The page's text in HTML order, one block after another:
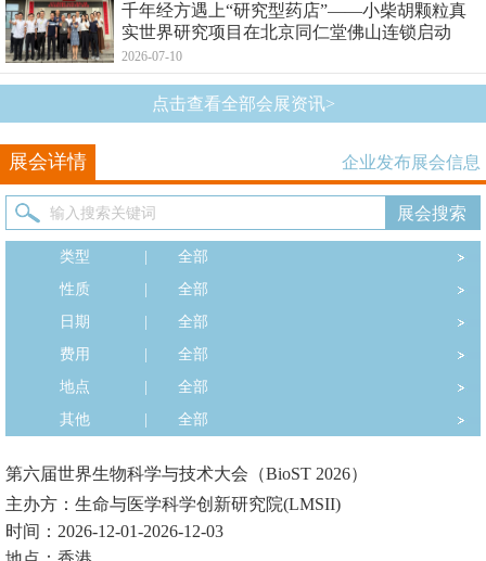
千年经方遇上“研究型药店”——小柴胡颗粒真
实世界研究项目在北京同仁堂佛山连锁启动
2026-07-10
点击查看全部会展资讯>
展会详情 企业发布展会信息
类型
全部
性质
全部
日期
全部
费用
全部
地点
全部
其他
全部
第六届世界生物科学与技术大会（BioST 2026）
主办方：生命与医学科学创新研究院(LMSII)
时间：2026-12-01-2026-12-03